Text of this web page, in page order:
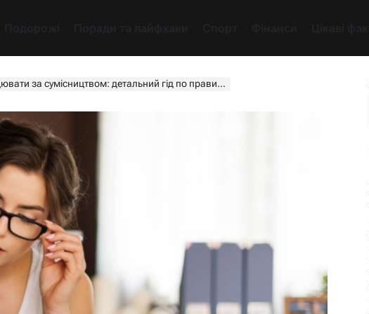
сумісництвом: детальний гід по правилах і пастках